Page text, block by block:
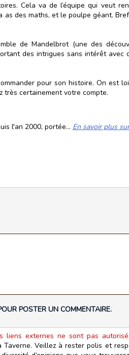
Cela va de l’équipe qui veut
des maths, et le poulpe géant.
de Mandelbrot (une des
des intrigues sans intérêt avec
pour son histoire. On est
très certainement votre compte.
l'an 2000, portée... En savoir plus
POSTER UN COMMENTAIRE.
liens externes ne sont pas
Veillez à rester polis et